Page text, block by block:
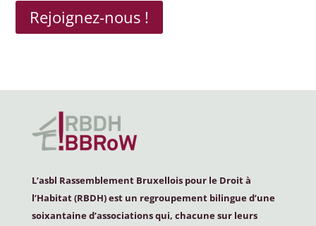
Rejoignez-nous !
L’asbl Rassemblement Bruxellois pour le Droit à
l’Habitat (RBDH) est un regroupement bilingue d’une
soixantaine d’associations qui, chacune sur leurs